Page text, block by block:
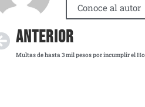
Conoce al autor
ANTERIOR
Multas de hasta 3 mil pesos por incumplir el